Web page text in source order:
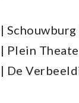
Plein
De